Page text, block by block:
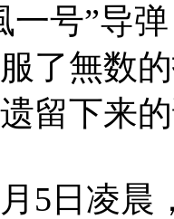
一号”导
了無数
留下来
5日凌